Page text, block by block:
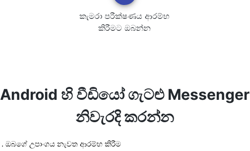
කැමරා පරීක්ෂණය ආරම්භ
කිරීමට ඔබන්න
Android හි වීඩියෝ ගැටළු Messenger
නිවැරදි කරන්න
ඔබගේ උපාංගය නැවත ආරම්භ කිරීම